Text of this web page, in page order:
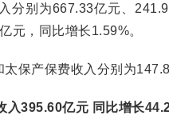
分别为667.33亿元、
元，同比增长1.59%。
产保费收入分别为
395.60亿元 同比增长